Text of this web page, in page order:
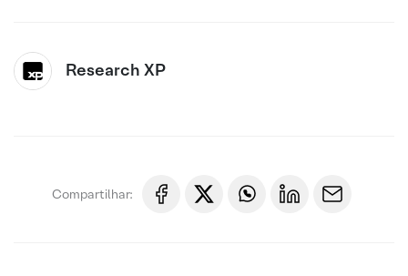
Research XP
Compartilhar: